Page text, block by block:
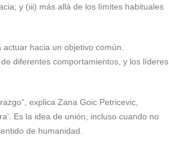
y (iii) más allá de los límites habituales
hacia un objetivo común.
diferentes comportamientos, y los líderes
explica Zana Goic Petricevic,
Es la idea de unión, incluso cuando no
de humanidad.